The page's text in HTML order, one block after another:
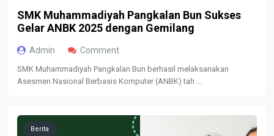
SMK Muhammadiyah Pangkalan Bun Sukses
Gelar ANBK 2025 dengan Gemilang
Admin Comment
SMK Muhammadiyah Pangkalan Bun berhasil melaksanakan
Asesmen Nasional Berbasis Komputer (ANBK) tah ...
Berita